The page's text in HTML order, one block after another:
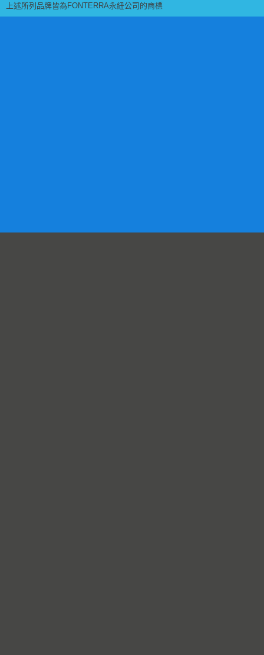
上述所列品牌皆為FONTERRA永紐公司的商標